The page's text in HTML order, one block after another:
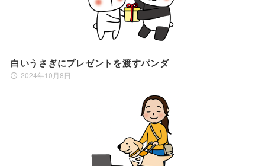
白いうさぎにプレゼントを渡すパンダ
2024年10月8日